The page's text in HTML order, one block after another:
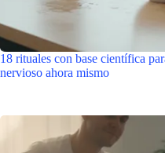
18 rituales con base científica
nervioso ahora mismo